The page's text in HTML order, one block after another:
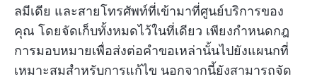
ลมีเดีย และสายโทรศัพท์ที่เข้ามาที่ศูนย์บริการของ
คุณ โดยจัดเก็บทั้งหมดไว้ในที่เดียว เพียงกำหนดกฎ
การมอบหมายเพื่อส่งต่อคำขอเหล่านั้นไปยังแผนกที่
เหมาะสมสำหรับการแก้ไข นอกจากนี้ยังสามารถจัด